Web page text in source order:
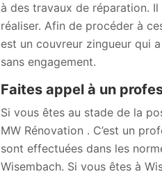
à des travaux de réparation.
réaliser. Afin de procéder à
est un couvreur zingueur qui
sans engagement.
Faites appel à un
Si vous êtes au stade de la
MW Rénovation . C’est un
sont effectuées dans les
Wisembach. Si vous êtes à